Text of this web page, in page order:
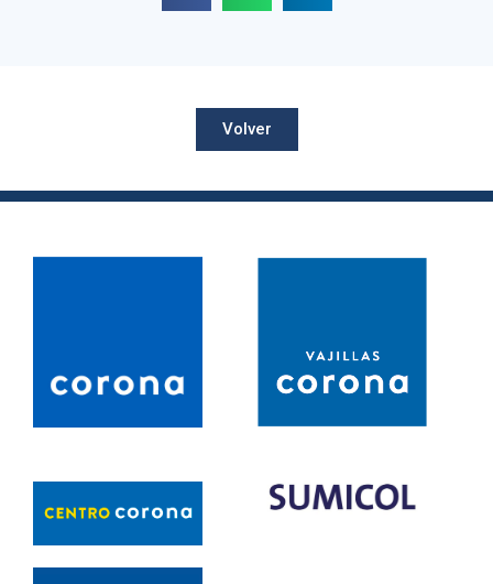
Volver